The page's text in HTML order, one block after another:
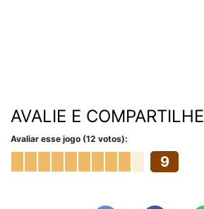
AVALIE E COMPARTILHE
Avaliar esse jogo (12 votos):
9